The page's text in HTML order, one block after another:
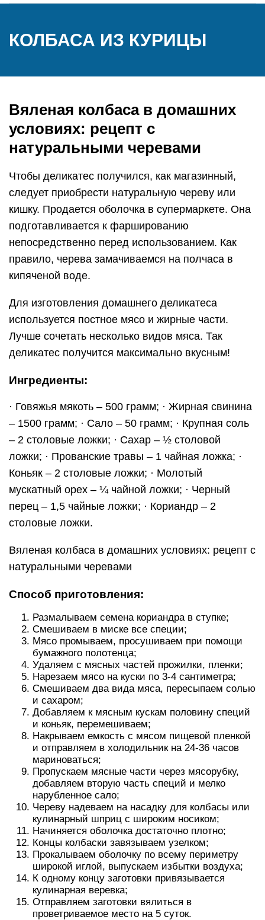
КОЛБАСА ИЗ КУРИЦЫ
Вяленая колбаса в домашних
условиях: рецепт с
натуральными черевами
Чтобы деликатес получился, как магазинный,
следует приобрести натуральную череву или
кишку. Продается оболочка в супермаркете. Она
подготавливается к фаршированию
непосредственно перед использованием. Как
правило, черева замачиваемся на полчаса в
кипяченой воде.
Для изготовления домашнего деликатеса
используется постное мясо и жирные части.
Лучше сочетать несколько видов мяса. Так
деликатес получится максимально вкусным!
Ингредиенты:
· Говяжья мякоть – 500 грамм; · Жирная свинина
– 1500 грамм; · Сало – 50 грамм; · Крупная соль
– 2 столовые ложки; · Сахар – ½ столовой
ложки; · Прованские травы – 1 чайная ложка; ·
Коньяк – 2 столовые ложки; · Молотый
мускатный орех – ¼ чайной ложки; · Черный
перец – 1,5 чайные ложки; · Кориандр – 2
столовые ложки.
Вяленая колбаса в домашних условиях: рецепт с
натуральными черевами
Способ приготовления:
Размалываем семена кориандра в ступке;
Смешиваем в миске все специи;
Мясо промываем, просушиваем при помощи
бумажного полотенца;
Удаляем с мясных частей прожилки, пленки;
Нарезаем мясо на куски по 3-4 сантиметра;
Смешиваем два вида мяса, пересыпаем солью
и сахаром;
Добавляем к мясным кускам половину специй
и коньяк, перемешиваем;
Накрываем емкость с мясом пищевой пленкой
и отправляем в холодильник на 24-36 часов
мариноваться;
Пропускаем мясные части через мясорубку,
добавляем вторую часть специй и мелко
нарубленное сало;
Череву надеваем на насадку для колбасы или
кулинарный шприц с широким носиком;
Начиняется оболочка достаточно плотно;
Концы колбаски завязываем узелком;
Прокалываем оболочку по всему периметру
широкой иглой, выпускаем избытки воздуха;
К одному концу заготовки привязывается
кулинарная веревка;
Отправляем заготовки вялиться в
проветриваемое место на 5 суток.